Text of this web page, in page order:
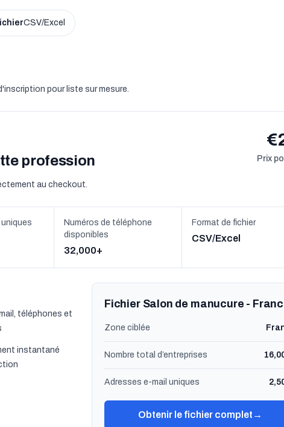
CSV/Excel
pour liste sur mesure.
profession
au checkout.
Prix
Numéros de téléphone
disponibles
32,000+
Format de fichier
CSV/Excel
téléphones et
instantané
Fichier Salon de manucure -
Zone ciblée
Nombre total d’entreprises
Adresses e-mail uniques
Obtenir le fichier complet →